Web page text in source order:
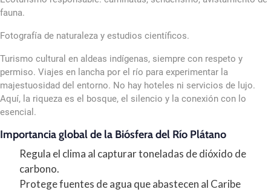
fauna.
Fotografía de naturaleza y estudios científicos.
Turismo cultural en aldeas indígenas, siempre con respeto y
permiso. Viajes en lancha por el río para experimentar la
majestuosidad del entorno. No hay hoteles ni servicios de lujo.
Aquí, la riqueza es el bosque, el silencio y la conexión con lo
esencial.
Importancia global de la Biósfera del Río Plátano
Regula el clima al capturar toneladas de dióxido de
carbono.
Protege fuentes de agua que abastecen al Caribe